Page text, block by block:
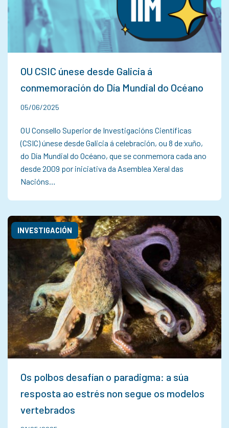
OU CSIC únese desde Galicia á
conmemoración do Día Mundial do Océano
05/06/2025
OU Consello Superior de Investigacións Científicas
(CSIC) únese desde Galicia á celebración, ou 8 de xuño,
do Día Mundial do Océano, que se conmemora cada ano
desde 2009 por iniciativa da Asemblea Xeral das
Nacións…
Os polbos desafían o paradigma: a súa
resposta ao estrés non segue os modelos
vertebrados
INVESTIGACIÓN